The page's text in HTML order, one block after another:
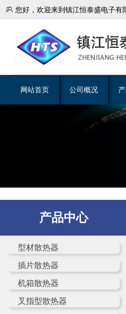
 您好，欢迎来到镇江恒泰盛电子有
网站首页 公司概况
产品中心
型材散热器
插片散热器
机箱散热器
叉指型散热器